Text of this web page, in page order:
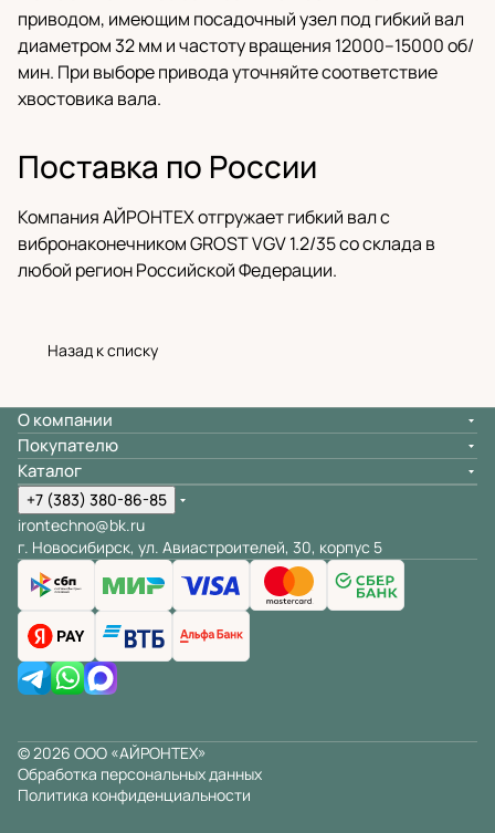
приводом, имеющим посадочный узел под гибкий вал
диаметром 32 мм и частоту вращения 12000–15000 об/
мин. При выборе привода уточняйте соответствие
хвостовика вала.
Поставка по России
Компания АЙРОНТЕХ отгружает гибкий вал с
вибронаконечником GROST VGV 1.2/35 со склада в
любой регион Российской Федерации.
Назад к списку
О компании
Покупателю
Каталог
+7 (383) 380-86-85
irontechno@bk.ru
г. Новосибирск, ул. Авиастроителей, 30, корпус 5
© 2026 ООО «АЙРОНТЕХ»
Обработка персональных данных
Политика конфиденциальности